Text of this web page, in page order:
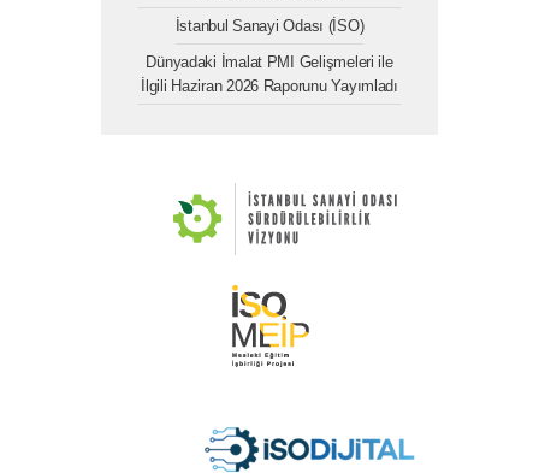
İstanbul Sanayi Odası (İSO)
Dünyadaki İmalat PMI Gelişmeleri ile
İlgili Haziran 2026 Raporunu Yayımladı